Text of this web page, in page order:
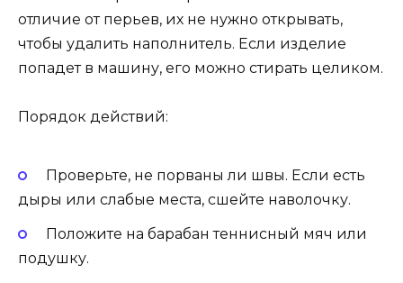
отличие от перьев, их не нужно открывать,
чтобы удалить наполнитель. Если изделие
попадет в машину, его можно стирать целиком.
Порядок действий:
Проверьте, не порваны ли швы. Если есть
дыры или слабые места, сшейте наволочку.
Положите на барабан теннисный мяч или
подушку.